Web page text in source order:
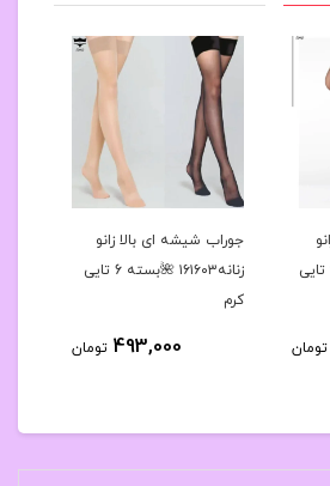
زنانه۱۶۱۶۰۳ 🌺 بسته 6 تایی
تومان
جوراب شیشه ای بالا زانو
زنانه۱۶۱۶۰۳ 🌺بسته 6 تایی
کرم
493,000 تومان